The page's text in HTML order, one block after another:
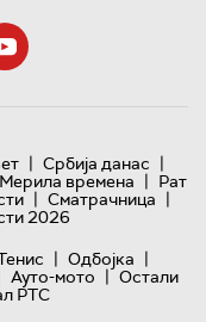
| Србија данас |
Мерила времена | Рат
| Сматрачница |
2026
| Одбојка |
Ауто-мото | Остали
РТС